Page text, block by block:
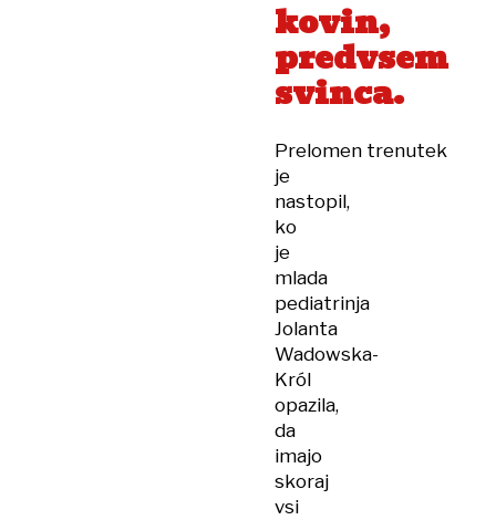
kovin,
predvsem
svinca.
Prelomen trenutek
je
nastopil,
ko
je
mlada
pediatrinja
Jolanta
Wadowska-
Król
opazila,
da
imajo
skoraj
vsi